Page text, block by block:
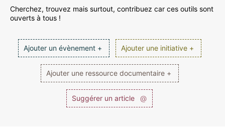
Cherchez, trouvez mais surtout, contribuez car ces outils sont
ouverts à tous !
Ajouter un évènement + Ajouter une initiative +
Ajouter une ressource documentaire +
Suggérer un article @